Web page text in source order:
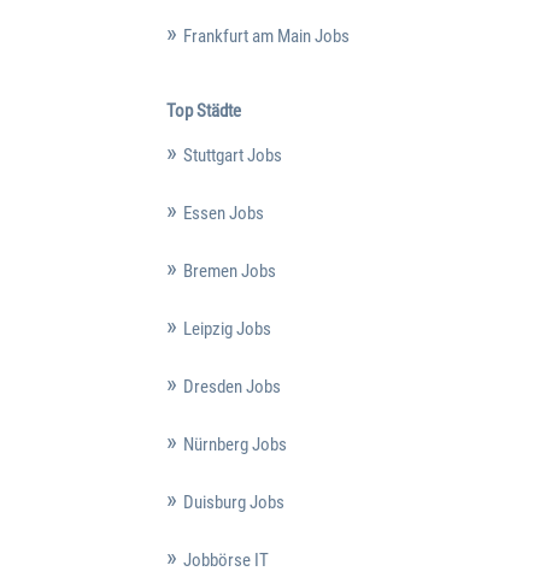
Frankfurt am Main Jobs
Top Städte
Stuttgart Jobs
Essen Jobs
Bremen Jobs
Leipzig Jobs
Dresden Jobs
Nürnberg Jobs
Duisburg Jobs
Jobbörse IT